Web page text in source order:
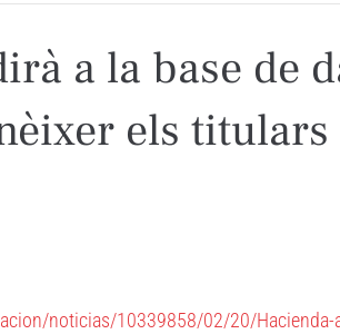
a la base de
els titulars
noticias/10339858/02/20/Hacienda-